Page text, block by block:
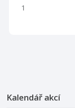
1
Kalendář akcí